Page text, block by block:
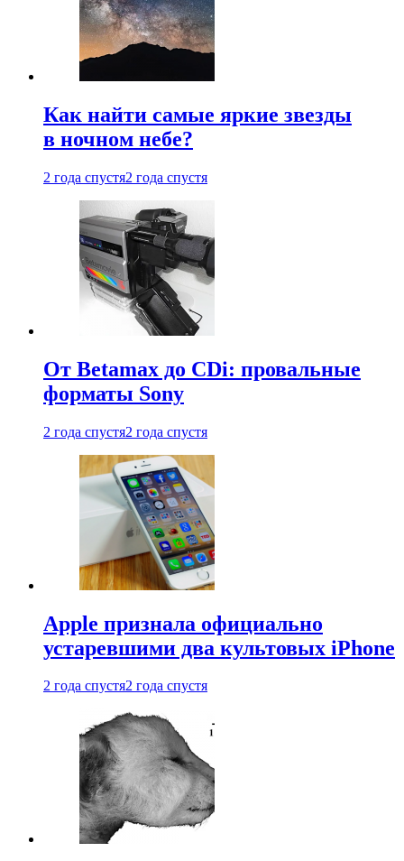
Как найти самые яркие звезды
в ночном небе?
2 года спустя2 года спустя
От Betamax до CDi: провальные
форматы Sony
2 года спустя2 года спустя
Apple признала официально
устаревшими два культовых iPhone
2 года спустя2 года спустя